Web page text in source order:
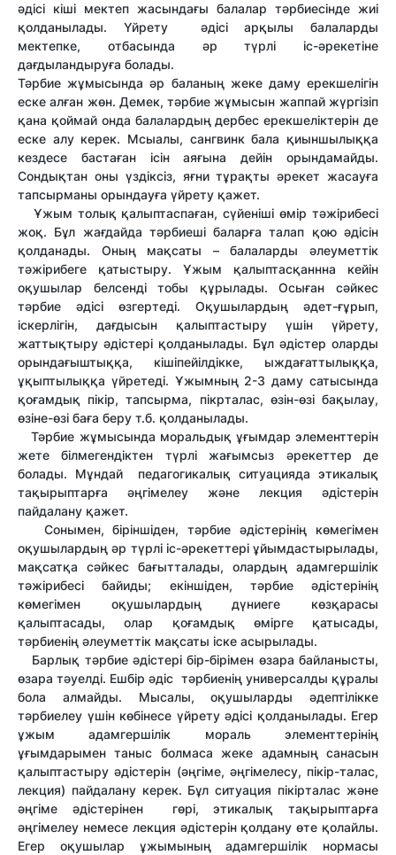
әдісі кіші мектеп жасындағы балалар тәрбиесінде жиі
қолданылады. Үйрету әдісі арқылы балаларды
мектепке, отбасында әр түрлі іс-әрекетіне
дағдыландыруға болады.
Тәрбие жұмысында әр баланың жеке даму ерекшелігін
еске алған жөн. Демек, тәрбие жұмысын жаппай жүргізіп
қана қоймай онда балалардың дербес ерекшеліктерін де
еске алу керек. Мсыалы, сангвинк бала қиыншылыққа
кездесе бастаған ісін аяғына дейін орындамайды.
Сондықтан оны үздіксіз, яғни тұрақты әрекет жасауға
тапсырманы орындауға үйрету қажет.
Ұжым толық қалыптаспаған, сүйеніші өмір тәжірибесі
жоқ. Бұл жағдайда тәрбиеші баларға талап қою әдісін
қолданады. Оның мақсаты – балаларды әлеуметтік
тәжірибеге қатыстыру. Ұжым қалыптасқаннна кейін
оқушылар белсенді тобы құрылады. Осыған сәйкес
тәрбие әдісі өзгертеді. Оқушылардың әдет-ғұрып,
іскерлігін, дағдысын қалыптастыру үшін үйрету,
жаттықтыру әдістері қолданылады. Бұл әдістер оларды
орындағыштыққа, кішіпейілдікке, ыждағаттылыққа,
ұқыптылыққа үйретеді. Ұжымның 2-3 даму сатысында
қоғамдық пікір, тапсырма, пікрталас, өзін-өзі бақылау,
өзіне-өзі баға беру т.б. қолданылады.
Тәрбие жұмысында моральдық ұғымдар элементтерін
жете білмегендіктен түрлі жағымсыз әрекеттер де
болады. Мұндай педагогикалық ситуацияда этикалық
тақырыптарға әңгімелеу және лекция әдістерін
пайдалану қажет.
Сонымен, біріншіден, тәрбие әдістерінің көмегімен
оқушылардың әр түрлі іс-әрекеттері ұйымдастырылады,
мақсатқа сәйкес бағытталады, олардың адамгершілік
тәжірибесі байиды; екіншіден, тәрбие әдістерінің
көмегімен оқушылардың дүниеге көзқарасы
қалыптасады, олар қоғамдық өмірге қатысады,
тәрбиенің әлеуметтік мақсаты іске асырылады.
Барлық тәрбие әдістері бір-бірімен өзара байланысты,
өзара тәуелді. Ешбір әдіс тәрбиенің универсалды құралы
бола алмайды. Мысалы, оқушыларды әдептілікке
тәрбиелеу үшін көбінесе үйрету әдісі қолданылады. Егер
ұжым адамгершілік мораль элементтерінің
ұғымдарымен таныс болмаса жеке адамның санасын
қалыптастыру әдістерін (әңгіме, әңгімелесу, пікір-талас,
лекция) пайдалану керек. Бұл ситуация пікірталас және
әңгіме әдістерінен гөрі, этикалық тақырыптарға
әңгімелеу немесе лекция әдістерін қолдану өте қолайлы.
Егер оқушылар ұжымының адамгершілік нормасы